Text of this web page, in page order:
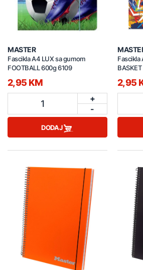
MASTER
Fascikla A4 LUX sa gumom
FOOTBALL 600g 6109
2,95 KM
1
+
-
DODAJ
Fascikla
2,95